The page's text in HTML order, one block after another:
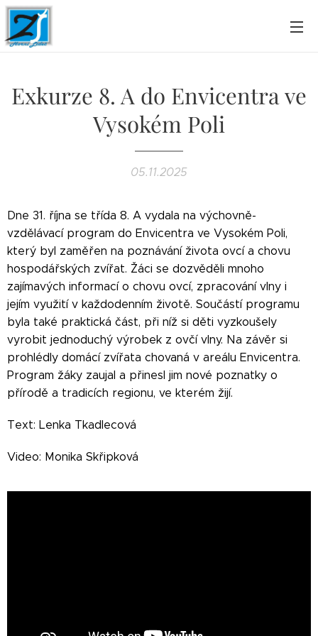
Exkurze 8. A do Envicentra ve
Vysokém Poli
05.11.2025
Dne 31. října se třída 8. A vydala na výchovně-
vzdělávací program do Envicentra ve Vysokém Poli,
který byl zaměřen na poznávání života ovcí a chovu
hospodářských zvířat. Žáci se dozvěděli mnoho
zajímavých informací o chovu ovcí, zpracování vlny i
jejím využití v každodenním životě. Součástí programu
byla také praktická část, při níž si děti vyzkoušely
vyrobit jednoduchý výrobek z ovčí vlny. Na závěr si
prohlédly domácí zvířata chovaná v areálu Envicentra.
Program žáky zaujal a přinesl jim nové poznatky o
přírodě a tradicích regionu, ve kterém žijí.
Text: Lenka Tkadlecová
Video: Monika Skřipková